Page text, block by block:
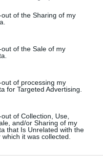
visit or usage behaviour. You
to Google and its third-party
specified purposes in
of the Sharing of my
of the Sale of my
of processing my
for Targeted Advertising.
of Collection, Use,
and/or Sharing of my
that Is Unrelated with the
it was collected.
tekertem fel őket. Negyed
megszilárdulnak, és lehet
festhetitek a